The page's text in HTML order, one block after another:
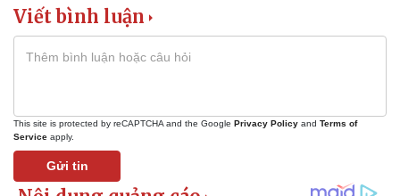
Pháp luật
Vụ án
Quân sự - Quốc phòng
Viết bình luận
This site is protected by reCAPTCHA and the Google Privacy Policy and Terms of
Service apply.
Gửi tin